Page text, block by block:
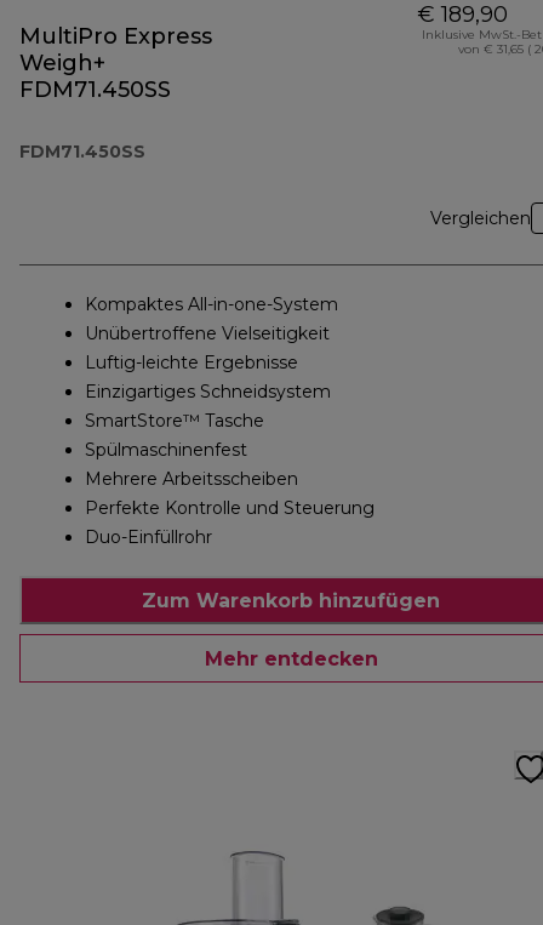
MultiPro Express
Weigh+
FDM71.450SS
FDM71.450SS
€ 189,90
Inklusive MwSt.-
von € 31,65 (
Vergleichen
Kompaktes All-in-one-System
Unübertroffene Vielseitigkeit
Luftig-leichte Ergebnisse
Einzigartiges Schneidsystem
SmartStore™ Tasche
Spülmaschinenfest
Mehrere Arbeitsscheiben
Perfekte Kontrolle und Steuerung
Duo-Einfüllrohr
Zum Warenkorb hinzufügen
Mehr entdecken